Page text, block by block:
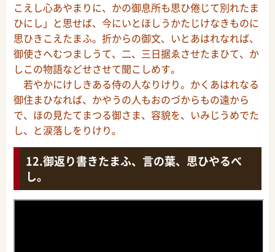
こえし心あやまりに、かの御息所も思ひ倦じて別れたま
ひにし」と思せば、今にいとほしうかたじけなきものに
思ひきこえたまふ。折からの御文、いとあはれなれば、
御使さへむつましうて、二、三日据ゑさせたまひて、か
しこの物語などせさせて聞こしめす。
若やかにけしきある侍の人なりけり。かくあはれなる
御住まひなれば、かやうの人もおのづからもの遠から
で、ほの見たてまつる御さま、容貌を、いみじうめでた
し、と涙落しをりけり。
御返り書きたまふ、言の葉、思ひやるべ
し。